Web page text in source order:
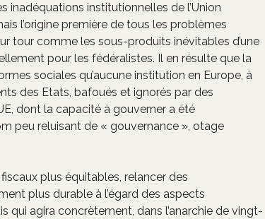
institutionnelles de l’Union
l’origine première de tous les problèmes
tour comme les sous-produits inévitables d’une
pour les fédéralistes. Il en résulte que la
sociales qu’aucune institution en Europe, à
des Etats, bafoués et ignorés par des
dont la capacité à gouverner a été
peu reluisant de « gouvernance », otage
plus équitables, relancer des
plus durable à l’égard des aspects
qui agira concrètement, dans l’anarchie de vingt-